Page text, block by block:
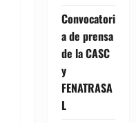
Convocatori
a de prensa
de la CASC
y
FENATRASA
L